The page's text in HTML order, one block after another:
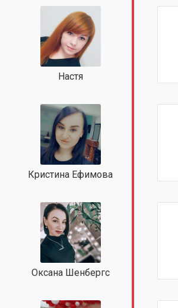
Настя
Кристина Ефимова
Оксана Шенбергс